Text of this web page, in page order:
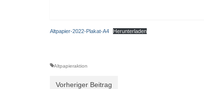
Altpapier-2022-Plakat-A4 Herunterladen
Altpapieraktion
Vorheriger Beitrag